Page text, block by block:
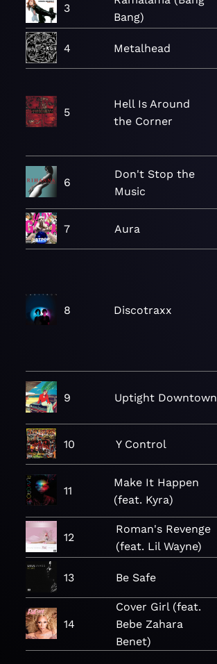
3
Bang)
4 Metalhead
5
Hell Is Around
the Corner
6
Don't Stop the
Music
7 Aura
8 Discotraxx
9 Uptight Downtown
10 Y Control
11
Make It Happen
(feat. Kyra)
12
Roman's Revenge
(feat. Lil Wayne)
13 Be Safe
14
Cover Girl (feat.
Bebe Zahara
Benet)